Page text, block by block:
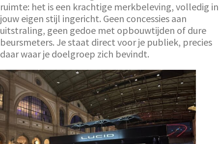
ruimte: het is een krachtige merkbeleving, volledig in
jouw eigen stijl ingericht. Geen concessies aan
uitstraling, geen gedoe met opbouwtijden of dure
beursmeters. Je staat direct voor je publiek, precies
daar waar je doelgroep zich bevindt.